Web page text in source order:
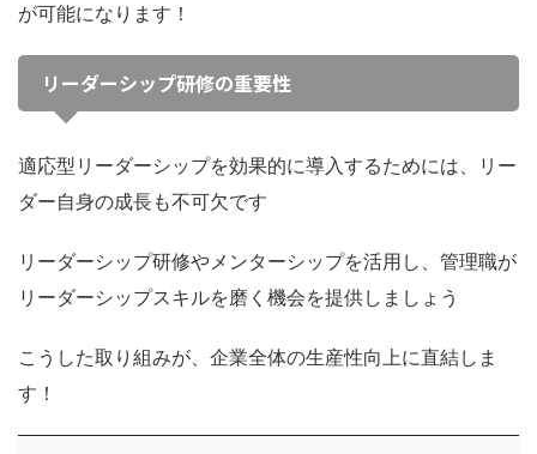
が可能になります！
リーダーシップ研修の重要性
適応型リーダーシップを効果的に導入するためには、リー
ダー自身の成長も不可欠です
リーダーシップ研修やメンターシップを活用し、管理職が
リーダーシップスキルを磨く機会を提供しましょう
こうした取り組みが、企業全体の生産性向上に直結しま
す！